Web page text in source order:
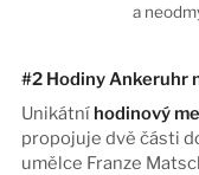
#2 Hodiny Ankeruhr
Unikátní hodinový
propojuje dvě části
umělce Franze